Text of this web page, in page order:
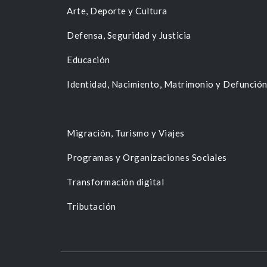
Arte, Deporte y Cultura
Defensa, Seguridad y Justicia
Educación
Identidad, Nacimiento, Matrimonio y Defunción
Migración, Turismo y Viajes
Programas y Organizaciones Sociales
Transformación digital
Tributación